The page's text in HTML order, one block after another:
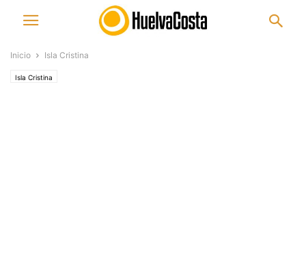
Inicio Isla Cristina
Isla Cristina